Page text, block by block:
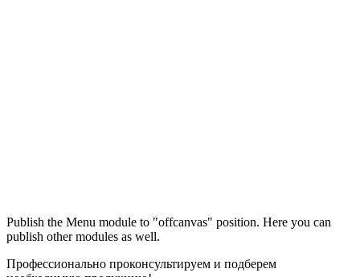
Publish the Menu module to "offcanvas" position. Here you can
publish other modules as well.
М ● консультант ПРОФСНАБ
Профессионально проконсультируем и подберем